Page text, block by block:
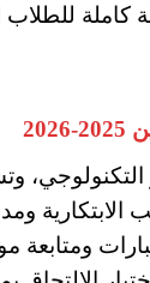
كاملة للطلاب
ومتابعة